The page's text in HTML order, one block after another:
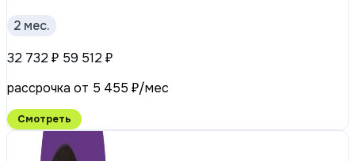
2 мес.
32 732 ₽ 59 512 ₽
рассрочка от 5 455 ₽/мес
Смотреть